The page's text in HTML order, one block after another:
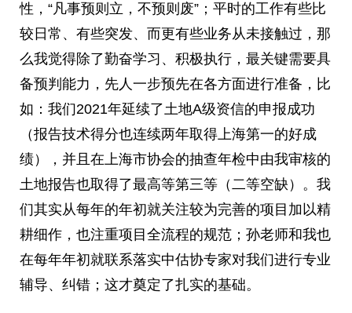
性，“凡事预则立，不预则废”；平时的工作有些比
较日常、有些突发、而更有些业务从未接触过，那
么我觉得除了勤奋学习、积极执行，最关键需要具
备预判能力，先人一步预先在各方面进行准备，比
如：我们2021年延续了土地A级资信的申报成功
（报告技术得分也连续两年取得上海第一的好成
绩），并且在上海市协会的抽查年检中由我审核的
土地报告也取得了最高等第三等（二等空缺）。我
们其实从每年的年初就关注较为完善的项目加以精
耕细作，也注重项目全流程的规范；孙老师和我也
在每年年初就联系落实中估协专家对我们进行专业
辅导、纠错；这才奠定了扎实的基础。